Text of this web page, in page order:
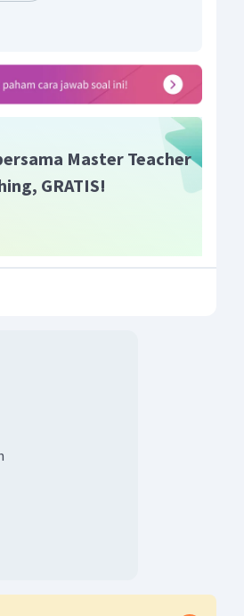
Master Teacher
GRATIS!